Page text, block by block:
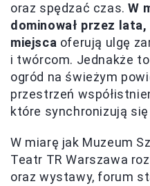
oraz spędzać czas.W
dominował przez
miejsca oferują ulgę
i twórcom. Jednakże
ogród na świeżym
przestrzeń
które synchronizują
W miarę jak Muzeum
Teatr TR Warszawa
oraz wystawy, forum